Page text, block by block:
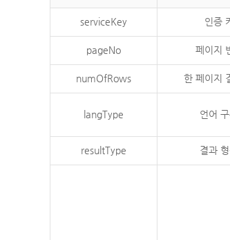
serviceKey 인증 키
pageNo 페이지
numOfRows 한 페이지
langType 언어
resultType 결과